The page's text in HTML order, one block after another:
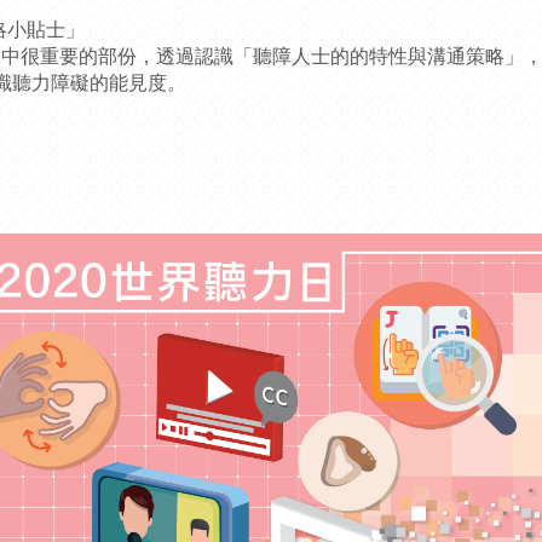
貼士」
很重要的部份，透過認識「聽障人士的的特性與溝通策略」
力障礙的能見度。